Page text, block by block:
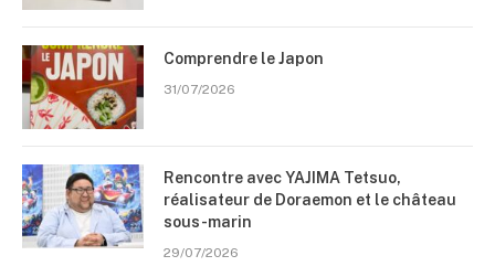
Comprendre le Japon
31/07/2026
Rencontre avec YAJIMA Tetsuo,
réalisateur de Doraemon et le château
sous-marin
29/07/2026